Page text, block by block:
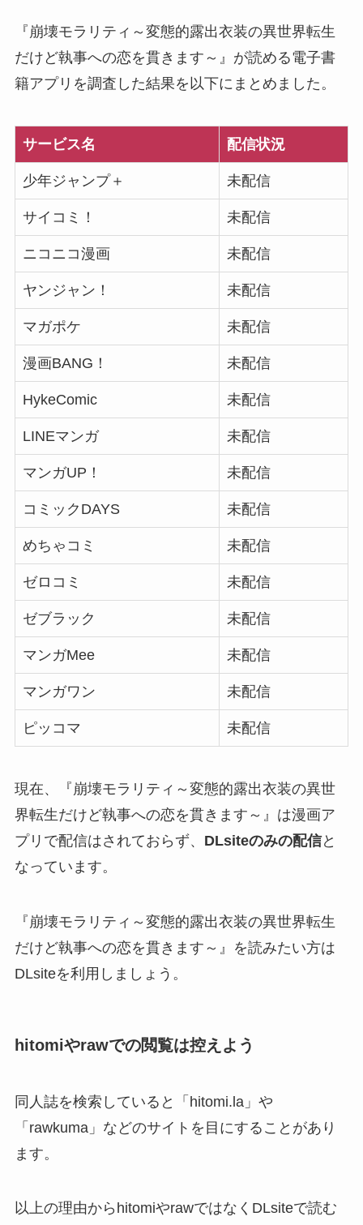
『崩壊モラリティ～変態的露出衣装の異世界転生
だけど執事への恋を貫きます～』が読める電子書
籍アプリを調査した結果を以下にまとめました。
サービス名 配信状況
少年ジャンプ＋ 未配信
サイコミ！ 未配信
ニコニコ漫画 未配信
ヤンジャン！ 未配信
マガポケ 未配信
漫画BANG！ 未配信
HykeComic 未配信
LINEマンガ 未配信
マンガUP！ 未配信
コミックDAYS 未配信
めちゃコミ 未配信
ゼロコミ 未配信
ゼブラック 未配信
マンガMee 未配信
マンガワン 未配信
ピッコマ 未配信
現在、『崩壊モラリティ～変態的露出衣装の異世
界転生だけど執事への恋を貫きます～』は漫画ア
プリで配信はされておらず、 DLsiteのみの配信と
なっています。
『崩壊モラリティ～変態的露出衣装の異世界転生
だけど執事への恋を貫きます～』を読みたい方は
DLsiteを利用しましょう。
hitomiやrawでの閲覧は控えよう
同人誌を検索していると「hitomi.la」や
「rawkuma」などのサイトを目にすることがあり
ます。
以上の理由からhitomiやrawではなくDLsiteで読む